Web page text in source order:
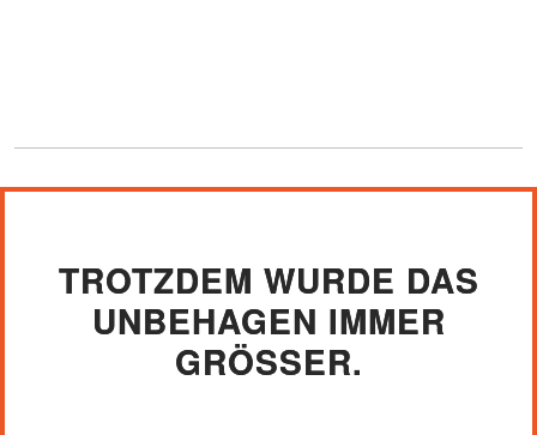
TROTZDEM WURDE DAS
UNBEHAGEN IMMER
GRÖSSER.